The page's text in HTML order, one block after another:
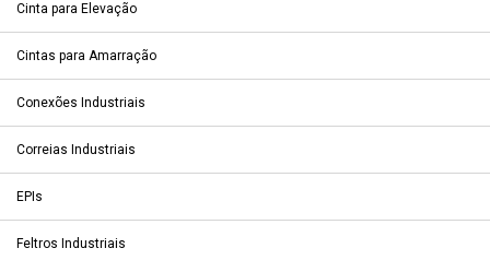
Cinta para Elevação
Cintas para Amarração
Conexões Industriais
Correias Industriais
EPIs
Feltros Industriais